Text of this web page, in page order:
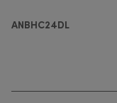
ANBHC24DL